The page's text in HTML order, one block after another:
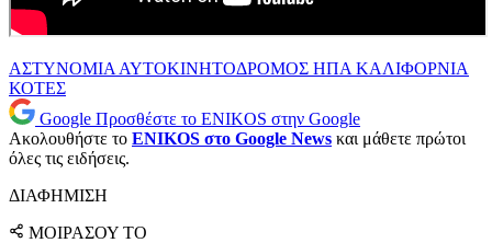
ΑΣΤΥΝΟΜΙΑ ΑΥΤΟΚΙΝΗΤΟΔΡΟΜΟΣ ΗΠΑ ΚΑΛΙΦΟΡΝΙΑ
ΚΟΤΕΣ
Google Προσθέστε το ENIKOS στην Google
Ακολουθήστε το ENIKOS στο Google News και μάθετε πρώτοι
όλες τις ειδήσεις.
ΔΙΑΦΗΜΙΣΗ
ΜΟΙΡΑΣΟΥ ΤΟ